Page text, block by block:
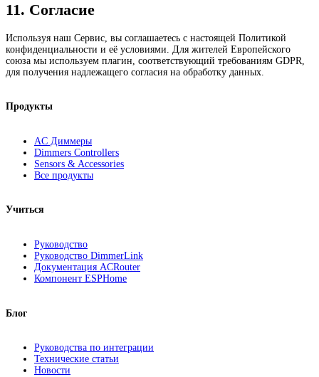
11. Согласие
Используя наш Сервис, вы соглашаетесь с настоящей Политикой
конфиденциальности и её условиями. Для жителей Европейского
союза мы используем плагин, соответствующий требованиям GDPR,
для получения надлежащего согласия на обработку данных.
Продукты
AC Диммеры
Dimmers Controllers
Sensors & Accessories
Все продукты
Учиться
Руководство
Руководство DimmerLink
Документация ACRouter
Компонент ESPHome
Блог
Руководства по интеграции
Технические статьи
Новости